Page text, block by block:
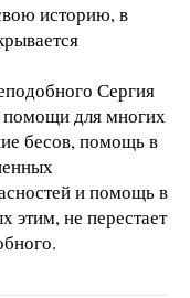
историю, в
Сергия
помощи для многих
бесов, помощь в
и помощь в
этим, не перестает